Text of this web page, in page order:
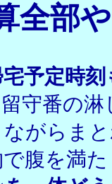
全部
宅予定時
留守番の
がらま
腹を満